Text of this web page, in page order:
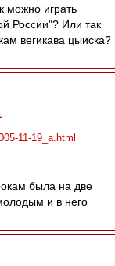
можно играть
России"? Или так
вегикава цыиска?
11-19_a.html
была на две
и в него